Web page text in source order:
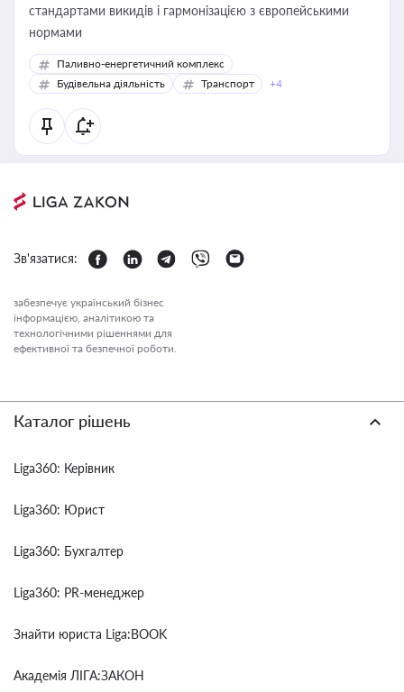
стандартами викидів і гармонізацією з європейськими
нормами
Паливно-енергетичний комплекс
Будівельна діяльність
Транспорт +4
Зв'язатися:
забезпечує український бізнес
інформацією, аналітикою та
технологічними рішеннями для
ефективної та безпечної роботи.
Каталог рішень
Liga360: Керівник
Liga360: Юрист
Liga360: Бухгалтер
Liga360: PR-менеджер
Знайти юриста Liga:BOOK
Академія ЛІГА:ЗАКОН